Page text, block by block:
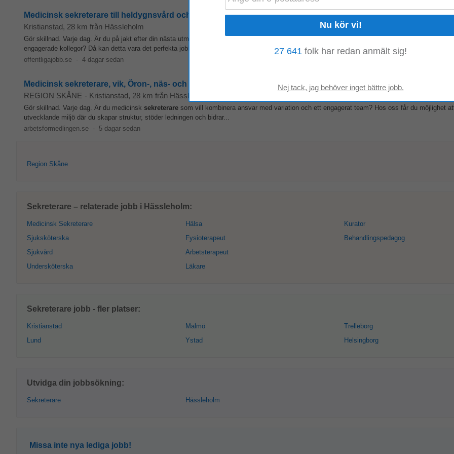
Medicinsk sekreterare till heldygnsvård och akutmottagning i Kristianstad
Kristianstad, 28 km från Hässleholm
Gör skillnad. Varje dag. Är du på jakt efter din nästa utmaning där du får möjlighet att utvecklas i din roll som medicinsk
tillsammans
engagerade kollegor? Då kan detta vara det perfekta jobbet för dig! Just nu söker...
offentligajobb.se - 4 dagar sedan
Medicinsk sekreterare, vik, Öron-, näs- och halsmottagning, Kristianstad
REGION SKÅNE - Kristianstad, 28 km från Hässleholm
Gör skillnad. Varje dag. Är du medicinsk sekreterare som vill kombinera ansvar med variation och ett engagerat team? Hos oss får du möjlighet
utvecklande miljö där du skapar struktur, stöder ledningen och bidrar...
arbetsformedlingen.se - 5 dagar sedan
Region Skåne
Sekreterare – relaterade jobb i Hässleholm:
Medicinsk Sekreterare
Sjuksköterska
Sjukvård
Undersköterska
Hälsa
Fysioterapeut
Arbetsterapeut
Läkare
Kurator
Behandlingspedagog
Sekreterare jobb - fler platser:
Kristianstad
Lund
Malmö
Ystad
Trelleborg
Helsingborg
Utvidga din jobbsökning:
Sekreterare Hässleholm
Missa inte nya lediga jobb!
27 641 folk har redan anmält sig!